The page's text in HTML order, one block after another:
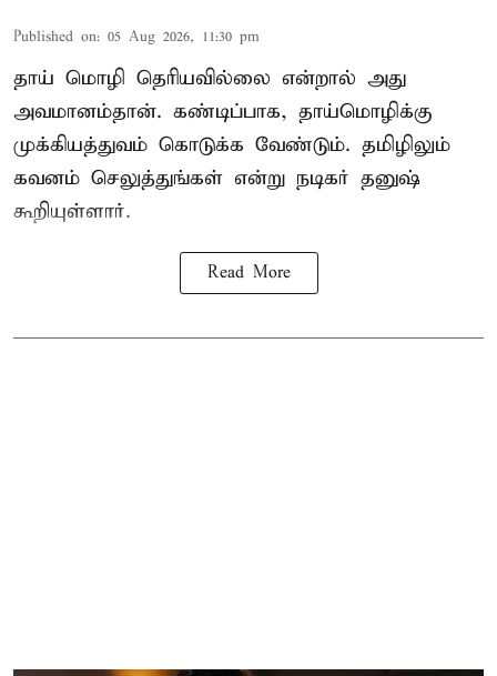
Published on: 05 Aug 2026, 11:30 pm
தாய் மொழி தெரியவில்லை என்றால் அது
அவமானம்தான். கண்டிப்பாக, தாய்மொழிக்கு
முக்கியத்துவம் கொடுக்க வேண்டும். தமிழிலும்
கவனம் செலுத்துங்கள் என்று நடிகர் தனுஷ்
கூறியுள்ளார்.
Read More